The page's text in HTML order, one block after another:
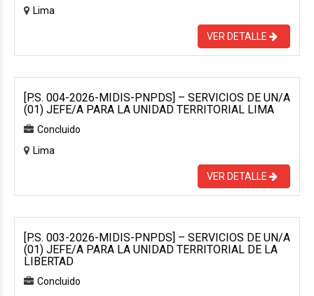
Lima
VER DETALLE
[P.S. 004-2026-MIDIS-PNPDS] – SERVICIOS DE UN/A
(01) JEFE/A PARA LA UNIDAD TERRITORIAL LIMA
Concluido
Lima
VER DETALLE
[P.S. 003-2026-MIDIS-PNPDS] – SERVICIOS DE UN/A
(01) JEFE/A PARA LA UNIDAD TERRITORIAL DE LA
LIBERTAD
Concluido